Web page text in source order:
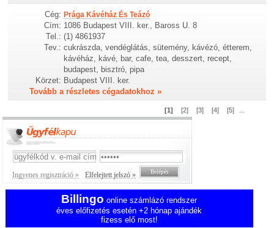
Cég: Prága Kávéház És Teázó
Cím: 1086 Budapest VIII. ker., Baross U. 8
Tel.: (1) 4861937
Tev.: cukrászda, vendéglátás, sütemény, kávézó, étterem,
kávéház, kávé, bar, cafe, tea, desszert, recept,
budapest, bisztró, pipa
Körzet: Budapest VIII. ker.
Tovább a részletes cégadatokhoz »
[1] [2] [3] [4] [5]
Ingyenes regisztráció » Elfelejtett jelszó »
Billingo online számlázó rendszer
éves előfizetés esetén +2 hónap ajándék
fizess elő most!